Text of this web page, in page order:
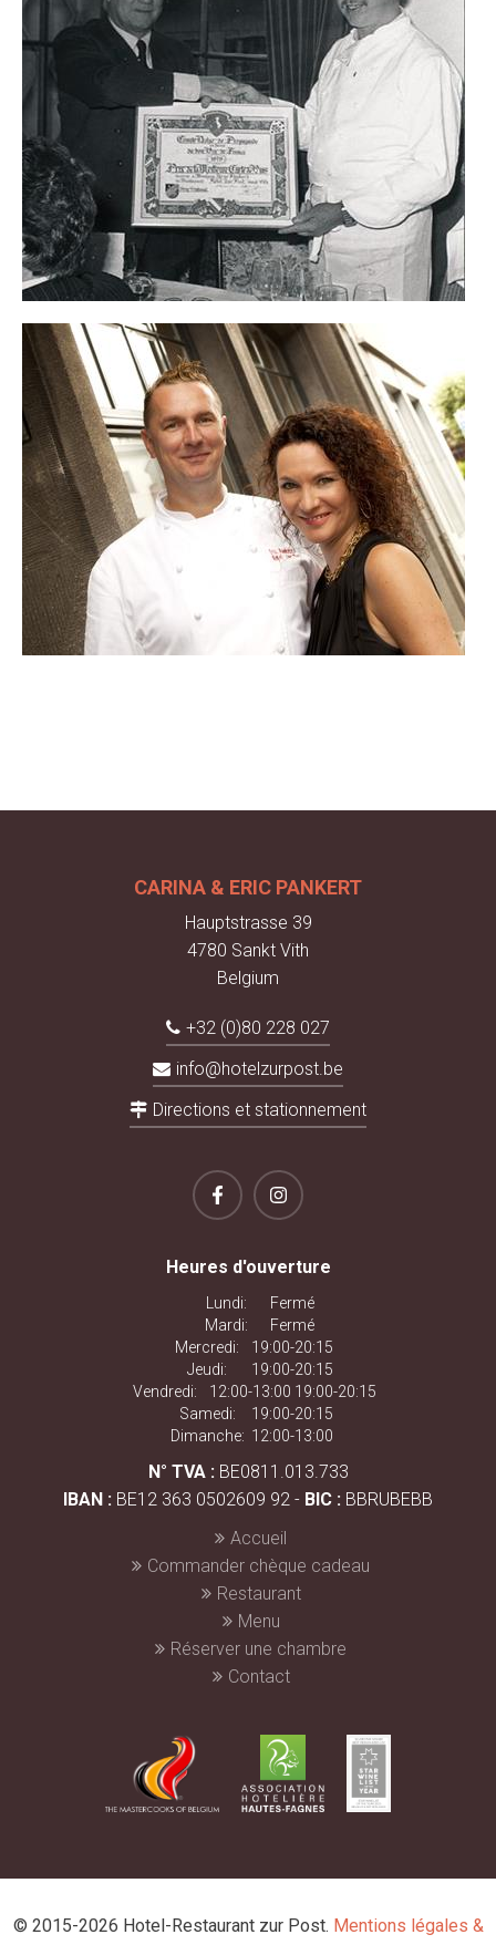
CARINA & ERIC PANKERT
Hauptstrasse 39
4780 Sankt Vith
Belgium
+32 (0)80 228 027
info@hotelzurpost.be
Directions et stationnement
Heures d'ouverture
Lundi:
Fermé
Mardi:
Fermé
Mercredi:
19:00-20:15
Jeudi:
19:00-20:15
Vendredi:
12:00-13:00 19:00-20:15
Samedi:
19:00-20:15
Dimanche: 12:00-13:00
N° TVA : BE0811.013.733
IBAN : BE12 363 0502609 92 - BIC : BBRUBEBB
Accueil
Commander chèque cadeau
Restaurant
Menu
Réserver une chambre
Contact
© 2015-2026 Hotel-Restaurant zur Post. Mentions légales &